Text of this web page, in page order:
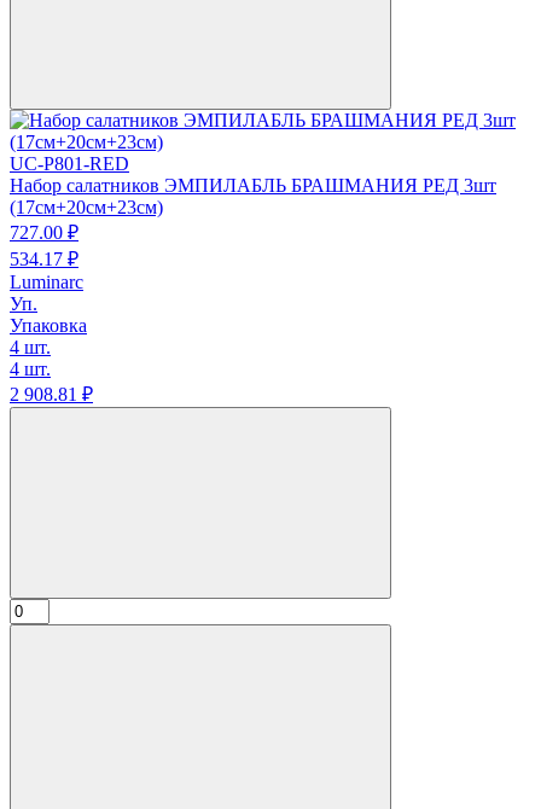
UC-P801-RED
Набор салатников ЭМПИЛАБЛЬ БРАШМАНИЯ РЕД 3шт
(17см+20см+23см)
727.00 ₽
534.17 ₽
Luminarc
Уп.
Упаковка
4 шт.
4 шт.
2 908.81 ₽